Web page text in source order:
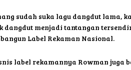
sudah suka lagu dangdut
dangdut menjadi tantangan
Label Rekaman Nasional.
label rekamannya Rowman juga